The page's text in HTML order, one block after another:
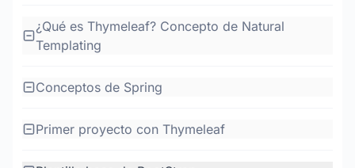
¿Qué es Thymeleaf? Concepto de Natural
Templating
Conceptos de Spring
Primer proyecto con Thymeleaf